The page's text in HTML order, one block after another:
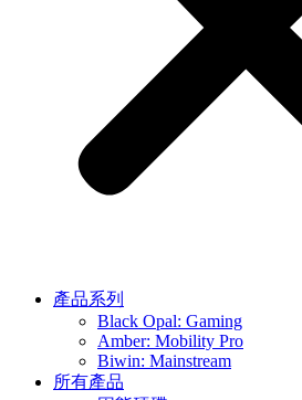
產品系列
Black Opal: Gaming
Amber: Mobility Pro
Biwin: Mainstream
所有產品